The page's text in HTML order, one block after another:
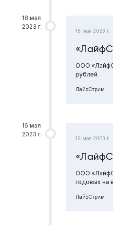
18 мая
2023 г.
18 мая 2023 г.
ООО
рублей.
ЛайфСтрим
16 мая
2023 г.
16 мая 2023 г.
ООО
годовых на
ЛайфСтрим